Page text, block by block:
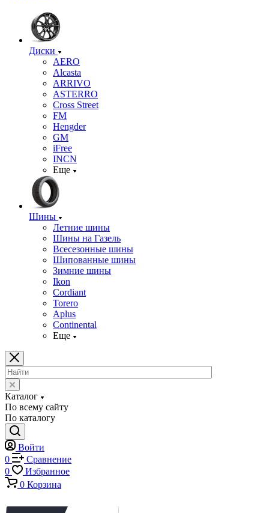
Диски
AERO
Alcasta
ARRIVO
ASTERRO
Cross Street
FM
Hengder
GM
iFree
INCN
Еще
Шины
Летние шины
Шины на Газель
Всесезонные шины
Шипованные шины
Зимние шины
Ikon
Cordiant
Torero
Aplus
Continental
Еще
Каталог
По всему сайту
По каталогу
Войти
0
Сравнение
0
Избранное
0 Корзина